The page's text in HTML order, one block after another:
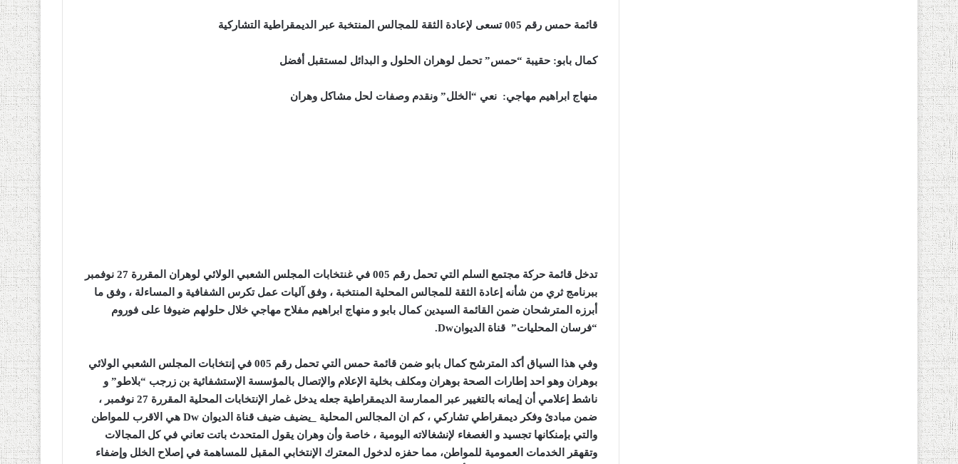
قائمة حمس رقم 005 تسعى لإعادة الثقة للمجالس المنتخبة عبر الديمقراطية التشاركية
كمال بابو: حقيبة “حمس” تحمل لوهران الحلول و البدائل لمستقبل أفضل
منهاج ابراهيم مهاجي: نعي “الخلل” ونقدم وصفات لحل مشاكل وهران
تدخل قائمة حركة مجتمع السلم التي تحمل رقم 005 في غنتخابات المجلس الشعبي الولائي لوهران المقررة 27 نوفمبر
ببرنامج ثري من شأنه إعادة الثقة للمجالس المحلية المنتخبة ، وفق آليات عمل تكرس الشفافية و المساءلة ، وفق ما
أبرزه المترشحان ضمن القائمة السيدين كمال بابو و منهاج ابراهيم مفلاح مهاجي خلال حلولهم ضيوفا على فوروم
“فرسان المحليات” قناة الديوانDw.
وفي هذا السياق أكد المترشح كمال بابو ضمن قائمة حمس التي تحمل رقم 005 في إنتخابات المجلس الشعبي الولائي
بوهران وهو احد إطارات الصحة بوهران ومكلف بخلية الإعلام والإتصال بالمؤسسة الإستشفائية بن زرجب “بلاطو” و
ناشط إعلامي أن إيمانه بالتغيير عبر الممارسة الديمقراطية جعله يدخل غمار الإنتخابات المحلية المقررة 27 نوفمبر ،
ضمن مبادئ وفكر ديمقراطي تشاركي ، كم ان المجالس المحلية _يضيف ضيف قناة الديوان Dw هي الاقرب للمواطن
والتي بإمنكانها تجسيد و الغصغاء لإنشغالاته اليومية ، خاصة وأن وهران يقول المتحدث باتت تعاني في كل المجالات
وتقهقر الخدمات العمومية للمواطن، مما حفزه لدخول المعترك الإنتخابي المقبل للمساهمة في إصلاح الخلل وإضفاء